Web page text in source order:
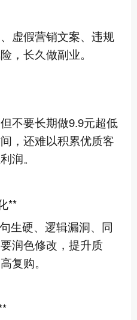
虚假营销文案、违规
，长久做副业。
不要长期做9.9元超低
，还难以积累优质客
润。
**
生硬、逻辑漏洞、同
润色修改，提升质
复购。